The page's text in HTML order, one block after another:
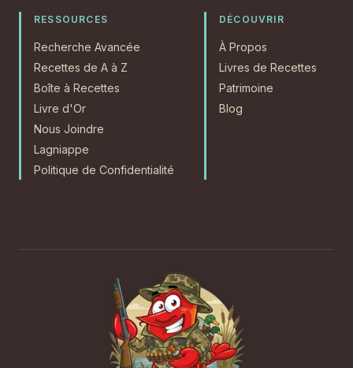
RESSOURCES
Recherche Avancée
Recettes de A à Z
Boîte à Recettes
Livre d'Or
Nous Joindre
Lagniappe
Politique de Confidentialité
DÉCOUVRIR
À Propos
Livres de Recettes
Patrimoine
Blog